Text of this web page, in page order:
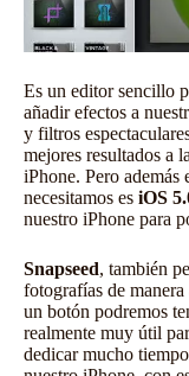
Es un editor sencillo
añadir efectos a
y filtros
mejores resultados a
iPhone. Pero
necesitamos es iOS
nuestro iPhone para
Snapseed, también
fotografías de
un botón podremos
realmente muy útil
dedicar mucho